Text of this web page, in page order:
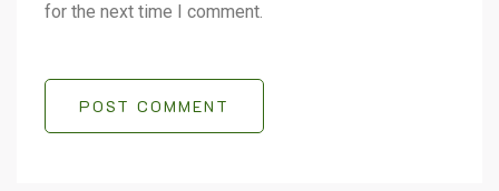
for the next time I comment.
POST COMMENT